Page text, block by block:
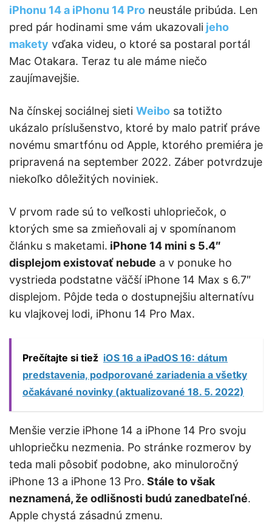
iPhonu 14 a iPhonu 14 Pro neustále pribúda. Len
pred pár hodinami sme vám ukazovali jeho
makety vďaka videu, o ktoré sa postaral portál
Mac Otakara. Teraz tu ale máme niečo
zaujímavejšie.
Na čínskej sociálnej sieti Weibo sa totižto
ukázalo príslušenstvo, ktoré by malo patriť práve
novému smartfónu od Apple, ktorého premiéra je
pripravená na september 2022. Záber potvrdzuje
niekoľko dôležitých noviniek.
V prvom rade sú to veľkosti uhlopriečok, o
ktorých sme sa zmieňovali aj v spomínanom
článku s maketami. iPhone 14 mini s 5.4″
displejom existovať nebude a v ponuke ho
vystrieda podstatne väčší iPhone 14 Max s 6.7″
displejom. Pôjde teda o dostupnejšiu alternatívu
ku vlajkovej lodi, iPhonu 14 Pro Max.
Prečítajte si tiež iOS 16 a iPadOS 16: dátum
predstavenia, podporované zariadenia a všetky
očakávané novinky (aktualizované 18. 5. 2022)
Menšie verzie iPhone 14 a iPhone 14 Pro svoju
uhlopriečku nezmenia. Po stránke rozmerov by
teda mali pôsobiť podobne, ako minuloročný
iPhone 13 a iPhone 13 Pro. Stále to však
neznamená, že odlišnosti budú zanedbateľné.
Apple chystá zásadnú zmenu.